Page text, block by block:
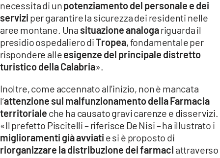
necessita di unpotenziamento del personale e dei
servizi per garantire la sicurezza dei residenti nelle
aree montane. Una situazione analogariguarda il
presidio ospedaliero diTropea, fondamentale per
rispondere alleesigenze del principale distretto
turistico della Calabria».
Inoltre, come accennato all’inizio, non è mancata
l’attenzione sul malfunzionamento della Farmacia
territoriale che ha causato gravi carenze e disservizi.
«Il prefetto Piscitelli – riferisce De Nisi – ha illustrato i
miglioramenti già avviati e si è proposto di
riorganizzare la distribuzione dei farmaci attraverso